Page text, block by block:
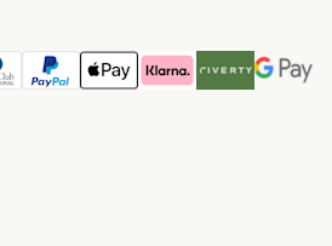
MethodPayment Method
Club Payment Method
PayPal Payment Method
Apple Pay Payment Method
Klarna Payment Method
Riverty Payment
Google
Method